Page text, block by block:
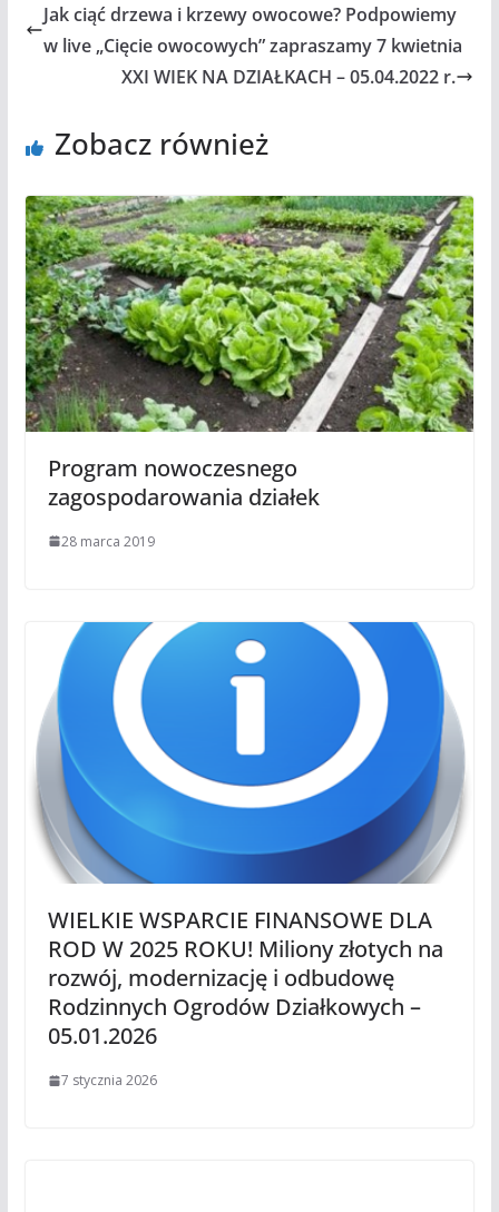
Jak ciąć drzewa i krzewy owocowe? Podpowiemy
w live „Cięcie owocowych” zapraszamy 7 kwietnia
XXI WIEK NA DZIAŁKACH – 05.04.2022 r.
Zobacz również
Program nowoczesnego
zagospodarowania działek
28 marca 2019
WIELKIE WSPARCIE FINANSOWE DLA
ROD W 2025 ROKU! Miliony złotych na
rozwój, modernizację i odbudowę
Rodzinnych Ogrodów Działkowych –
05.01.2026
7 stycznia 2026